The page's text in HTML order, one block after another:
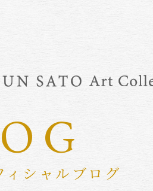
ィシャルブログ